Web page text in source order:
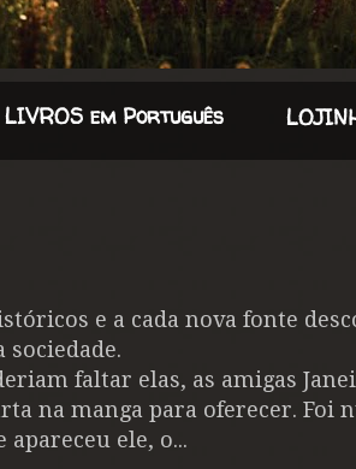
LIVROS em Português
e a cada nova fonte
sociedade.
faltar elas, as amigas
na manga para oferecer. Foi
apareceu ele, o...